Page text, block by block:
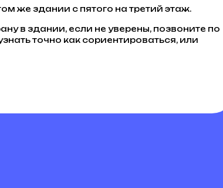
же здании с пятого на третий этаж.
в здании, если не уверены, позвоните по
точно как сориентироваться, или